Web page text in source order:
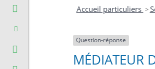
Accueil particuliers >
Question-réponse
MÉDIATEUR